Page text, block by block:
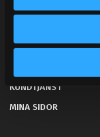
KUNSKAPSCENTER
KUNDTJÄNST
MINA SIDOR